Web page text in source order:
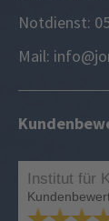
Notdienst:
Mail: